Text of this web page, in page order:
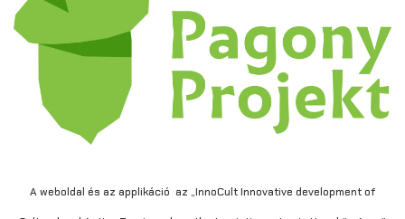
A weboldal és az applikáció az „InnoCult Innovative development of